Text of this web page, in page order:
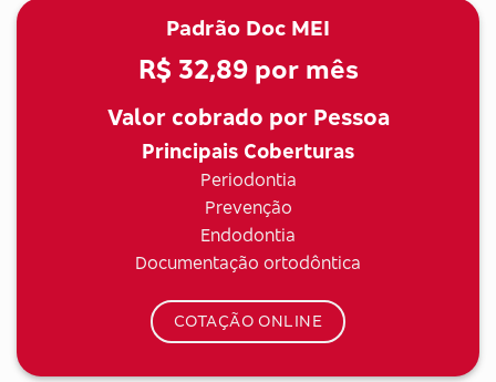
Padrão Doc MEI
R$ 32,89por mês
Valor cobrado por Pessoa
Principais Coberturas
Periodontia
Prevenção
Endodontia
Documentação ortodôntica
COTAÇÃO ONLINE